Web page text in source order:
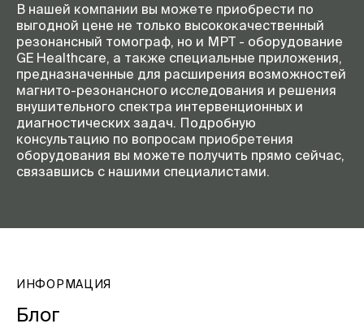
В нашей компании вы можете приобрести по
выгодной цене не только высококачественный
резонансный томограф, но и МРТ - оборудование
GE Healthcare, а также специальные приложения,
предназначенные для расширения возможностей
магнито-резонансного исследования и решения
внушительного спектра интервенционных и
диагностических задач. Подробную
консультацию по вопросам приобретения
оборудования вы можете получить прямо сейчас,
связавшись с нашими специалистами.
ИНФОРМАЦИЯ
Блог